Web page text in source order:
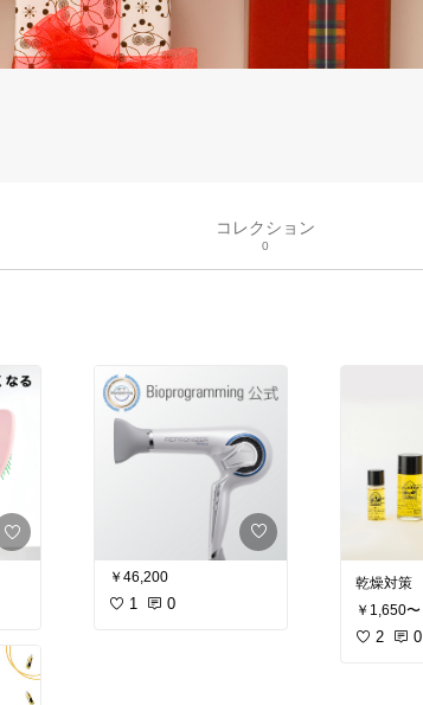
コレクション
0
￥46,200
1 0
乾燥対策
￥1,650〜
2 0